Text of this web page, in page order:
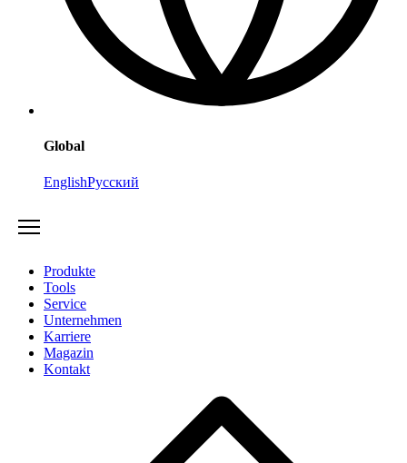
Global
EnglishРусский
Produkte
Tools
Service
Unternehmen
Karriere
Magazin
Kontakt